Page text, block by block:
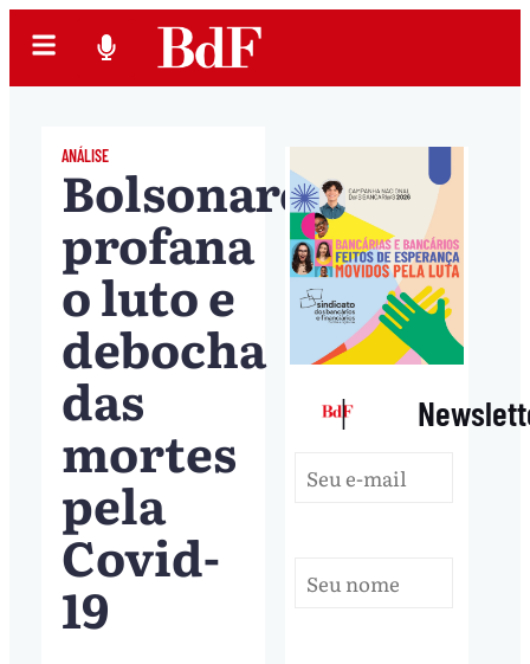
ANÁLISE
Bolsonaro
profana
o luto e
debocha
das
mortes
pela
Covid-
19
|